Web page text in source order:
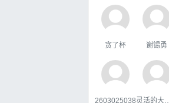
贪了杯 谢锡勇
2603025038